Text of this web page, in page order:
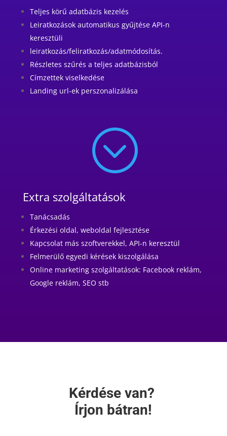
Teljes körű adatbázis kezelés
Leiratkozások automatikus gyűjtése API-n
keresztüli
leiratkozás/feliratkozás/adatmódosítás.
Részletes szűrés a teljes adatbázisból
Címzettek viselkedése
Landing url-ek perszonalizálása
;
Extra szolgáltatások
Tanácsadás
Érkezési oldal, weboldal fejlesztése
Kapcsolat más szoftverekkel, API-n keresztül
Felmerülő egyedi kérések kiszolgálása
Online marketing szolgáltatások: Facebook reklám,
Google reklám, SEO stb
Kérdése van?
Írjon bátran!